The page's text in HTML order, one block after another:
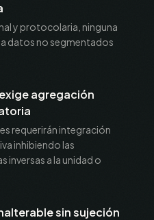
y protocolaria, ninguna
datos no segmentados
agregación
requerirán integración
inhibiendo las
inversas a la unidad o
sin sujeción